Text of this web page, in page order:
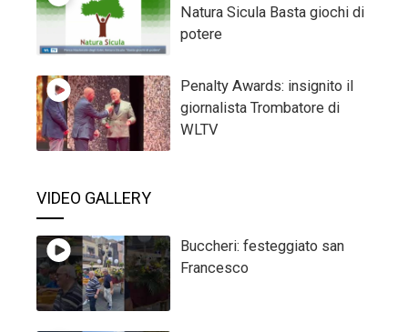
Natura Sicula Basta giochi di
potere
Penalty Awards: insignito il
giornalista Trombatore di
WLTV
VIDEO GALLERY
Buccheri: festeggiato san
Francesco